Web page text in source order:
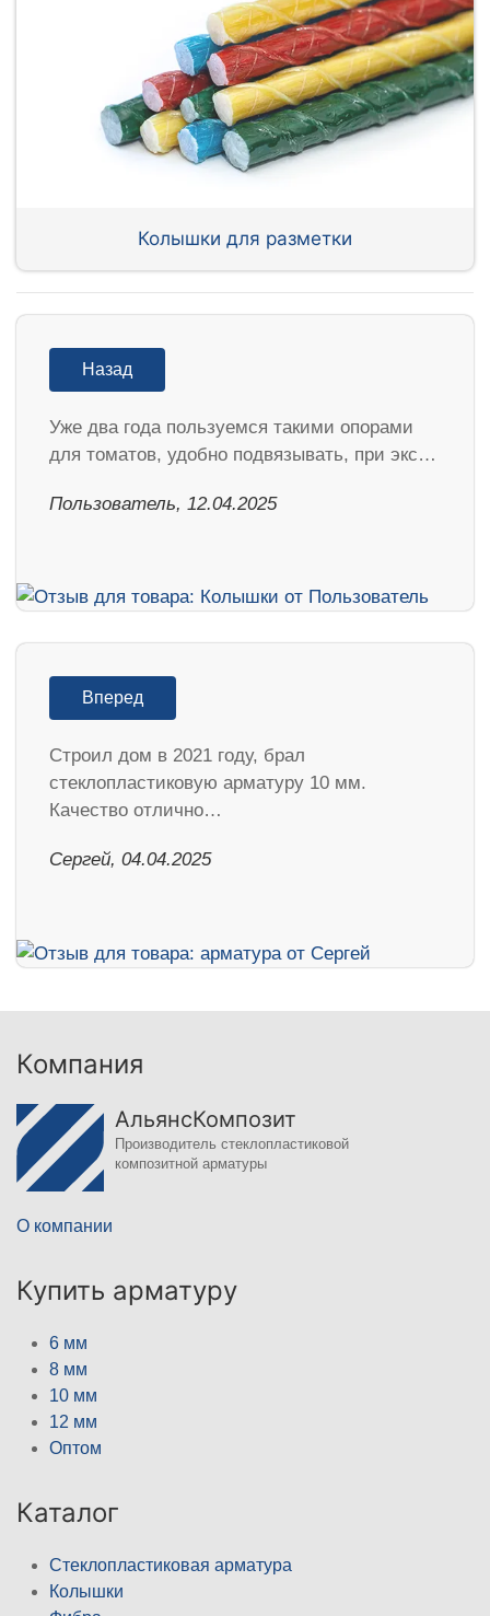
Колышки для разметки
Назад
Уже два года пользуемся такими опорами
для томатов, удобно подвязывать, при экс…
Пользователь, 12.04.2025
Вперед
Строил дом в 2021 году, брал
стеклопластиковую арматуру 10 мм.
Качество отлично…
Сергей, 04.04.2025
Компания
АльянсКомпозит
Производитель стеклопластиковой
композитной арматуры
О компании
Купить арматуру
6 мм
8 мм
10 мм
12 мм
Оптом
Каталог
Стеклопластиковая арматура
Колышки